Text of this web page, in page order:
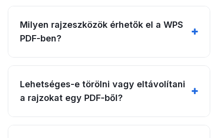
Milyen rajzeszközök érhetők el a WPS
PDF-ben?
Lehetséges-e törölni vagy eltávolítani
a rajzokat egy PDF-ből?